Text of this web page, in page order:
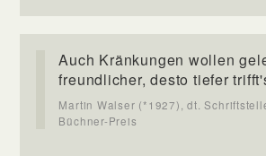
Auch Kränkungen wollen
freundlicher, desto tiefer
Martin Walser (*1927), dt.
Büchner-Preis